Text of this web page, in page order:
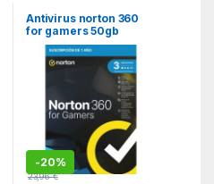
Antivirus norton 360
for gamers 50gb
español 1 usuario 3
dispositivos 1 año caja
generic rsp mm gum
-20%
23,96€